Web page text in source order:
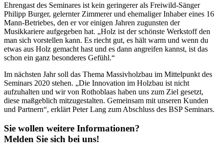
Ehrengast des Seminares ist kein geringerer als Freiwild-Sänger
Philipp Burger, gelernter Zimmerer und ehemaliger Inhaber eines 16
Mann-Betriebes, den er vor einigen Jahren zugunsten der
Musikkariere aufgegeben hat. „Holz ist der schönste Werkstoff den
man sich vorstellen kann. Es riecht gut, es hält warm und wenn du
etwas aus Holz gemacht hast und es dann angreifen kannst, ist das
schon ein ganz besonderes Gefühl.“
Im nächsten Jahr soll das Thema Massivholzbau im Mittelpunkt des
Seminars 2020 stehen. „Die Innovation im Holzbau ist nicht
aufzuhalten und wir von Rothoblaas haben uns zum Ziel gesetzt,
diese maßgeblich mitzugestalten. Gemeinsam mit unseren Kunden
und Partnern“, erklärt Peter Lang zum Abschluss des BSP Seminars.
Sie wollen weitere Informationen?
Melden Sie sich bei uns!